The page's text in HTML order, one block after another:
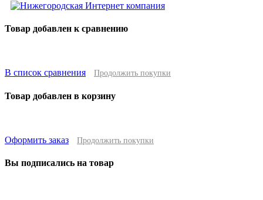
Товар добавлен к сравнению
В список сравнения Продолжить покупки
Товар добавлен в корзину
Оформить заказ Продолжить покупки
Вы подписались на товар